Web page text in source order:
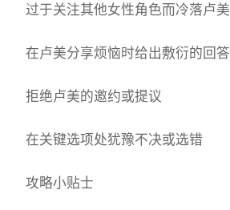
过于关注其他女性角色而冷落卢美
在卢美分享烦恼时给出敷衍的回答
拒绝卢美的邀约或提议
在关键选项处犹豫不决或选错
攻略小贴士